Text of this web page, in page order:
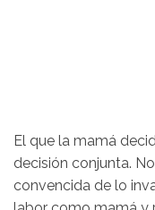
El que la mamá
decisión conjunta.
convencida de lo